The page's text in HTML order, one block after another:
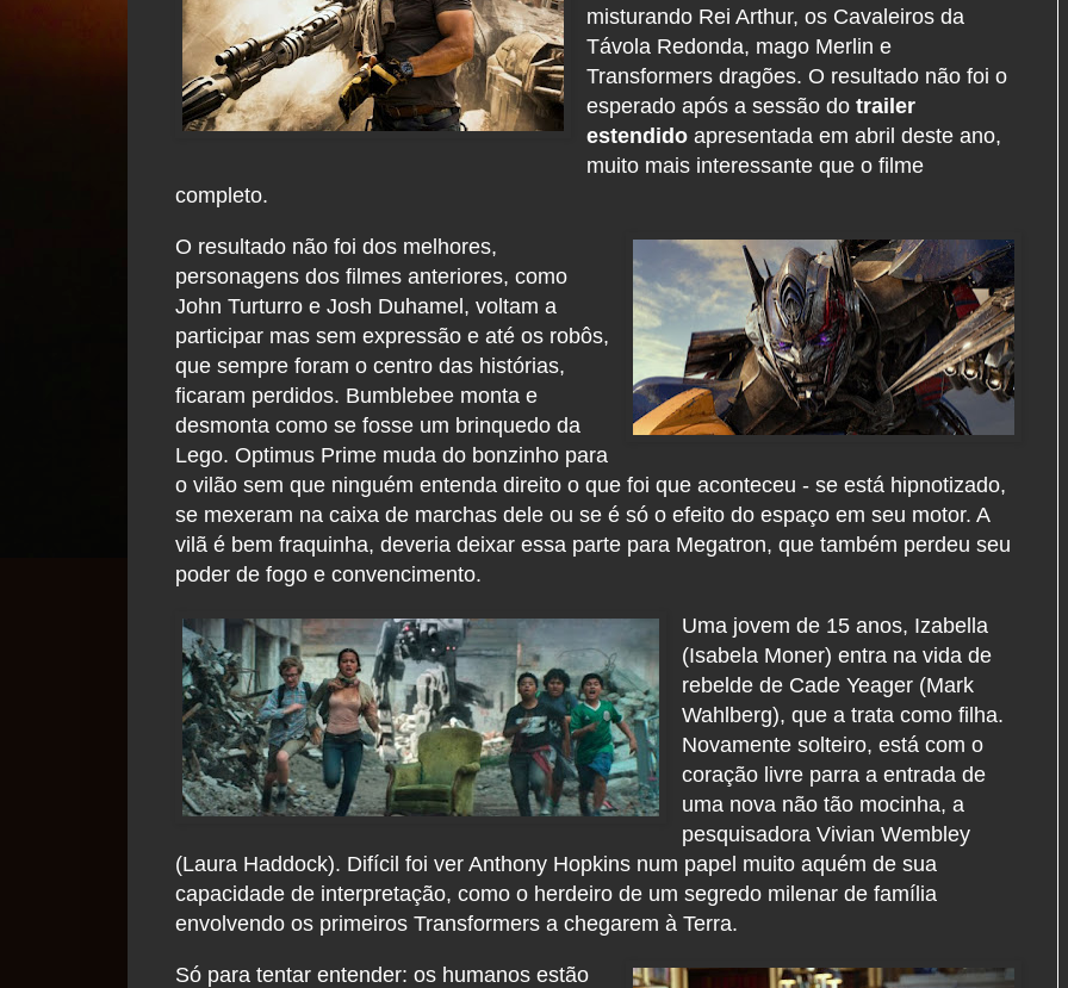
misturando Rei Arthur, os Cavaleiros da
Távola Redonda, mago Merlin e
Transformers dragões. O resultado não foi o
esperado após a sessão dotrailer
estendido apresentada em abril deste ano,
muito mais interessante que o filme
completo.
O resultado não foi dos melhores,
personagens dos filmes anteriores, como
John Turturro e Josh Duhamel, voltam a
participar mas sem expressão e até os robôs,
que sempre foram o centro das histórias,
ficaram perdidos. Bumblebee monta e
desmonta como se fosse um brinquedo da
Lego. Optimus Prime muda do bonzinho para
o vilão sem que ninguém entenda direito o que foi que aconteceu - se está hipnotizado,
se mexeram na caixa de marchas dele ou se é só o efeito do espaço em seu motor. A
vilã é bem fraquinha, deveria deixar essa parte para Megatron, que também perdeu seu
poder de fogo e convencimento.
Uma jovem de 15 anos, Izabella
(Isabela Moner) entra na vida de
rebelde de Cade Yeager (Mark
Wahlberg), que a trata como filha.
Novamente solteiro, está com o
coração livre parra a entrada de
uma nova não tão mocinha, a
pesquisadora Vivian Wembley
(Laura Haddock). Difícil foi ver Anthony Hopkins num papel muito aquém de sua
capacidade de interpretação, como o herdeiro de um segredo milenar de família
envolvendo os primeiros Transformers a chegarem à Terra.
Só para tentar entender: os humanos estão